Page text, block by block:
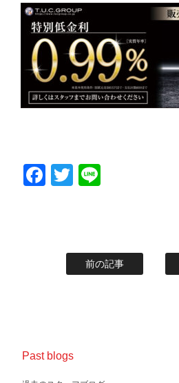
Facebook
Twitter
前の記事
Past blogs